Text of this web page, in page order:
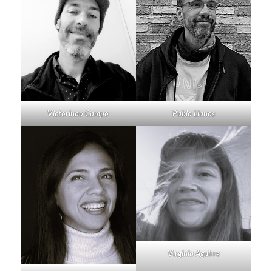
Victorinao Campo Pablo Llanos
Virginia Aguirre